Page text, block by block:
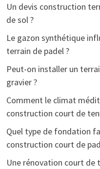
Un devis construction
de sol ?
Le gazon synthétique
terrain de padel ?
Peut-on installer un
gravier ?
Comment le climat
construction court de
Quel type de fondation
construction court de
Une rénovation court de